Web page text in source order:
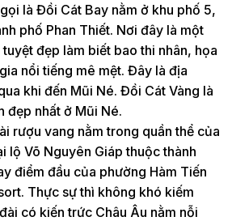
là Đồi Cát Bay nằm ở khu phố 5,
phố Phan Thiết. Nơi đây là một
đẹp làm biết bao thi nhân, họa
nổi tiếng mê mệt. Đây là địa
khi đến Mũi Né. Đồi Cát Vàng là
đẹp nhất ở Mũi Né.
rượu vang nằm trong quần thể của
lộ Võ Nguyên Giáp thuộc thành
điểm đầu của phường Hàm Tiến
Thực sự thì không khó kiếm
có kiến trức Châu Âu nằm nỗi